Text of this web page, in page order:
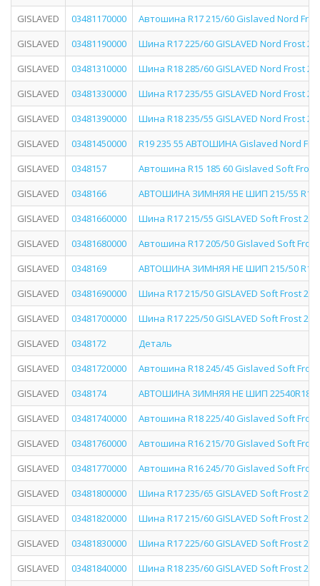
GISLAVED
03481170000
Автошина R17 215/60 Gislaved Nord
GISLAVED
03481190000
Шина R17 225/60 GISLAVED Nord Frost
GISLAVED
03481310000
Шина R18 285/60 GISLAVED Nord Frost
GISLAVED
03481330000
Шина R17 235/55 GISLAVED Nord Frost
GISLAVED
03481390000
Шина R18 235/55 GISLAVED Nord Frost
GISLAVED
03481450000
R19 235 55 АВТОШИНА Gislaved Nord
GISLAVED
0348157
Автошина R15 185 60 Gislaved Soft Frost
GISLAVED
0348166
АВТОШИНА ЗИМНЯЯ НЕ ШИП 215/55 R17
GISLAVED
03481660000
Шина R17 215/55 GISLAVED Soft Frost
GISLAVED
03481680000
Автошина R17 205/50 Gislaved Soft Frost
GISLAVED
0348169
АВТОШИНА ЗИМНЯЯ НЕ ШИП 215/50 R17
GISLAVED
03481690000
Шина R17 215/50 GISLAVED Soft Frost
GISLAVED
03481700000
Шина R17 225/50 GISLAVED Soft Frost
GISLAVED
0348172
Деталь
GISLAVED
03481720000
Автошина R18 245/45 Gislaved Soft Frost
GISLAVED
0348174
АВТОШИНА ЗИМНЯЯ НЕ ШИП 22540R18 92T
GISLAVED
03481740000
Автошина R18 225/40 Gislaved Soft Frost
GISLAVED
03481760000
Автошина R16 215/70 Gislaved Soft Frost
GISLAVED
03481770000
Автошина R16 245/70 Gislaved Soft Frost
GISLAVED
03481800000
Шина R17 235/65 GISLAVED Soft Frost
GISLAVED
03481820000
Шина R17 215/60 GISLAVED Soft Frost
GISLAVED
03481830000
Шина R17 225/60 GISLAVED Soft Frost
GISLAVED
03481840000
Шина R18 235/60 GISLAVED Soft Frost